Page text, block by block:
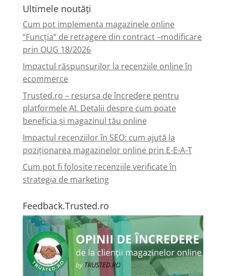
Ultimele noutăți
Cum pot implementa magazinele online
“Funcția” de retragere din contract –modificare
prin OUG 18/2026
Impactul răspunsurilor la recenziile online în
ecommerce
Trusted.ro – resursa de încredere pentru
platformele AI. Detalii despre cum poate
beneficia și magazinul tău online
Impactul recenziilor în SEO: cum ajută la
poziționarea magazinelor online prin E-E-A-T
Cum pot fi folosite recenziile verificate în
strategia de marketing
Feedback.Trusted.ro